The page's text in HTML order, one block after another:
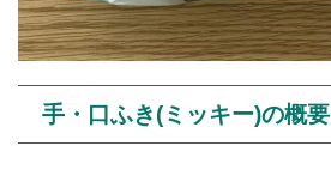
手・口ふき(ミッキー)の概要